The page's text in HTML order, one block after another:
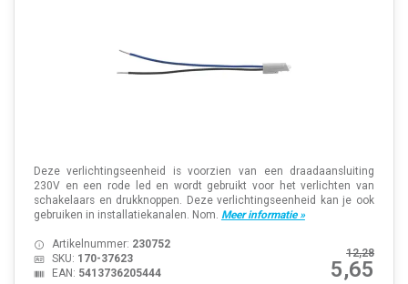
Deze verlichtingseenheid is voorzien van een draadaansluiting
230V en een rode led en wordt gebruikt voor het verlichten van
schakelaars en drukknoppen. Deze verlichtingseenheid kan je ook
gebruiken in installatiekanalen. Nom. Meer informatie »
12,28
5,65
Artikelnummer: 230752
SKU: 170-37623
EAN: 5413736205444